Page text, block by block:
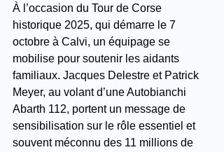
À l’occasion du Tour de Corse
historique 2025, qui démarre le 7
octobre à Calvi, un équipage se
mobilise pour soutenir les aidants
familiaux. Jacques Delestre et Patrick
Meyer, au volant d’une Autobianchi
Abarth 112, portent un message de
sensibilisation sur le rôle essentiel et
souvent méconnu des 11 millions de